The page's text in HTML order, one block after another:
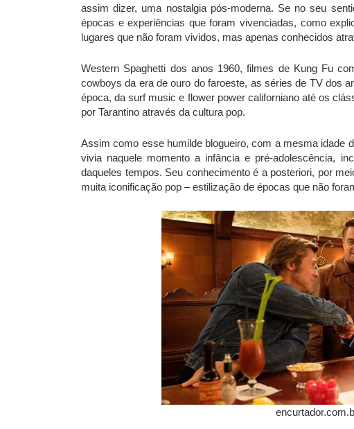
assim dizer, uma nostalgia pós-moderna. Se no seu
épocas e experiências que foram vivenciadas, como
lugares que não foram vividos, mas apenas conhecidos
Western Spaghetti dos anos 1960, filmes de Kung Fu
cowboys da era de ouro do faroeste, as séries de TV dos
época, da surf music e flower power californiano até os
por Tarantino através da cultura pop.
Assim como esse humilde blogueiro, com a mesma idade
vivia naquele momento a infância e pré-adolescência,
daqueles tempos. Seu conhecimento é a posteriori, por
muita iconificação pop – estilização de épocas que não